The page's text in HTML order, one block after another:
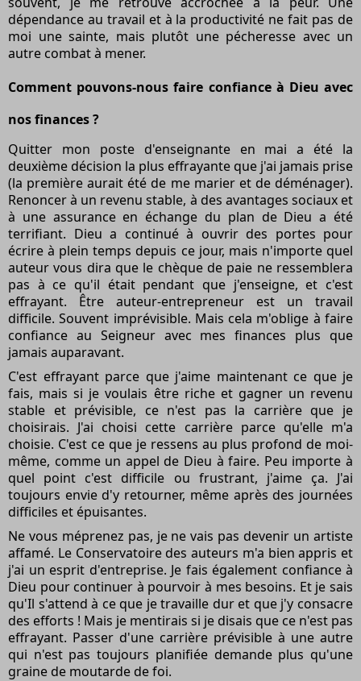
dépendance au travail et à la productivité ne fait pas de
moi une sainte, mais plutôt une pécheresse avec un
autre combat à mener.
Comment pouvons-nous faire confiance à Dieu avec
nos finances ?
Quitter mon poste d'enseignante en mai a été la
deuxième décision la plus effrayante que j'ai jamais prise
(la première aurait été de me marier et de déménager).
Renoncer à un revenu stable, à des avantages sociaux et
à une assurance en échange du plan de Dieu a été
terrifiant. Dieu a continué à ouvrir des portes pour
écrire à plein temps depuis ce jour, mais n'importe quel
auteur vous dira que le chèque de paie ne ressemblera
pas à ce qu'il était pendant que j'enseigne, et c'est
effrayant. Être auteur-entrepreneur est un travail
difficile. Souvent imprévisible. Mais cela m'oblige à faire
confiance au Seigneur avec mes finances plus que
jamais auparavant.
C'est effrayant parce que j'aime maintenant ce que je
fais, mais si je voulais être riche et gagner un revenu
stable et prévisible, ce n'est pas la carrière que je
choisirais. J'ai choisi cette carrière parce qu'elle m'a
choisie. C'est ce que je ressens au plus profond de moi-
même, comme un appel de Dieu à faire. Peu importe à
quel point c'est difficile ou frustrant, j'aime ça. J'ai
toujours envie d'y retourner, même après des journées
difficiles et épuisantes.
Ne vous méprenez pas, je ne vais pas devenir un artiste
affamé. Le Conservatoire des auteurs m'a bien appris et
j'ai un esprit d'entreprise. Je fais également confiance à
Dieu pour continuer à pourvoir à mes besoins. Et je sais
qu'Il s'attend à ce que je travaille dur et que j'y consacre
des efforts ! Mais je mentirais si je disais que ce n'est pas
effrayant. Passer d'une carrière prévisible à une autre
qui n'est pas toujours planifiée demande plus qu'une
graine de moutarde de foi.